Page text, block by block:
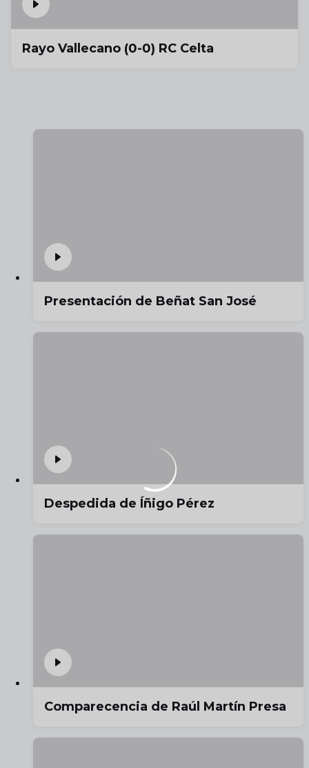
Rayo Vallecano (0-0) RC Celta
Presentación de Beñat San José
Despedida de Íñigo Pérez
Comparecencia de Raúl Martín Presa